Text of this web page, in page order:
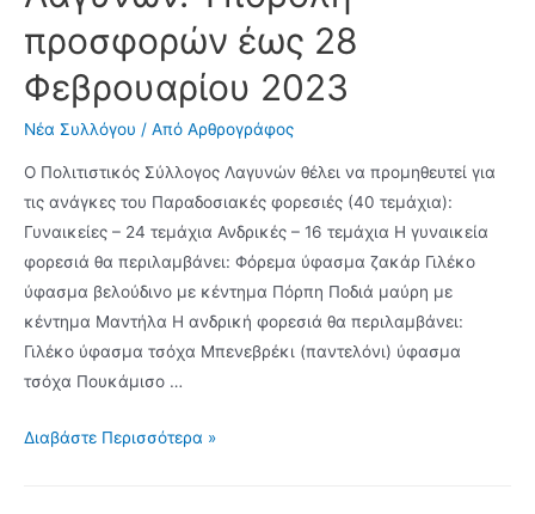
προσφορών έως 28
Φεβρουαρίου 2023
Νέα Συλλόγου / Από Αρθρογράφος
Ο Πολιτιστικός Σύλλογος Λαγυνών θέλει να προμηθευτεί για
τις ανάγκες του Παραδοσιακές φορεσιές (40 τεμάχια):
Γυναικείες – 24 τεμάχια Ανδρικές – 16 τεμάχια Η γυναικεία
φορεσιά θα περιλαμβάνει: Φόρεμα ύφασμα ζακάρ Γιλέκο
ύφασμα βελούδινο με κέντημα Πόρπη Ποδιά μαύρη με
κέντημα Μαντήλα Η ανδρική φορεσιά θα περιλαμβάνει:
Γιλέκο ύφασμα τσόχα Μπενεβρέκι (παντελόνι) ύφασμα
τσόχα Πουκάμισο …
Ζήτηση
Διαβάστε Περισσότερα »